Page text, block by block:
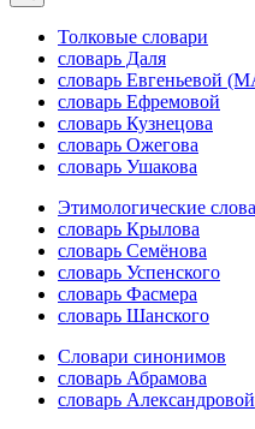
Толковые словари
словарь Даля
словарь Евгеньевой
словарь Ефремовой
словарь Кузнецова
словарь Ожегова
словарь Ушакова
Этимологические
словарь Крылова
словарь Семёнова
словарь Успенского
словарь Фасмера
словарь Шанского
Словари синонимов
словарь Абрамова
словарь Александровой